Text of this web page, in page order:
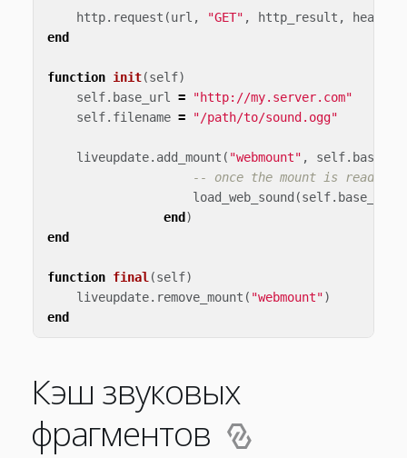
http. request (url , "GET" , http_result , headers
end
function init(self)
self. base_url =
"http://my.server.com"
self. filename = "/path/to/sound.ogg"
liveupdate. add_mount ( "webmount" , self.
-- once the mount is ready,
load_web_sound (self. base_url
end )
end
function final(self)
liveupdate. remove_mount ( "webmount")
end
Кэш звуковых
фрагментов